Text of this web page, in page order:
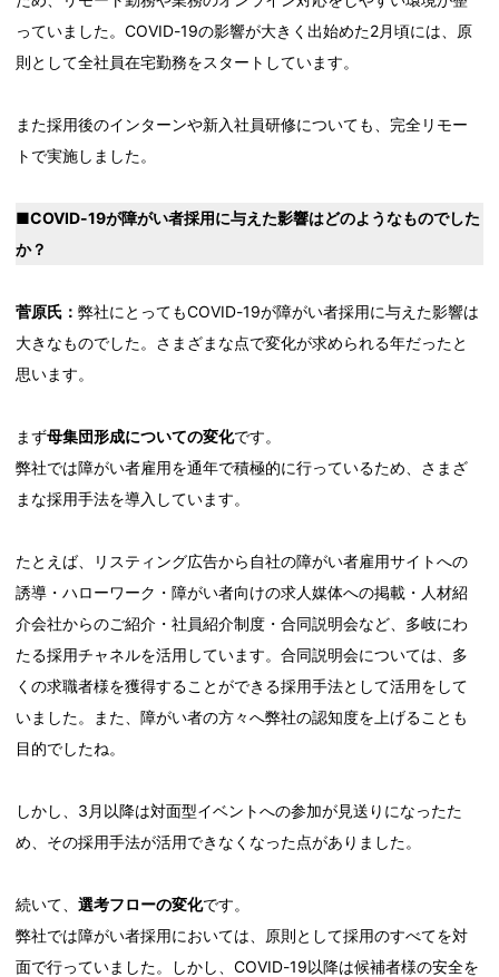
っていました。COVID-19の影響が大きく出始めた2月頃には、原
則として全社員在宅勤務をスタートしています。
また採用後のインターンや新入社員研修についても、完全リモー
トで実施しました。
■COVID-19が障がい者採用に与えた影響はどのようなものでした
か？
菅原氏：弊社にとってもCOVID-19が障がい者採用に与えた影響は
大きなものでした。さまざまな点で変化が求められる年だったと
思います。
まず母集団形成についての変化です。
弊社では障がい者雇用を通年で積極的に行っているため、さまざ
まな採用手法を導入しています。
たとえば、リスティング広告から自社の障がい者雇用サイトへの
誘導・ハローワーク・障がい者向けの求人媒体への掲載・人材紹
介会社からのご紹介・社員紹介制度・合同説明会など、多岐にわ
たる採用チャネルを活用しています。合同説明会については、多
くの求職者様を獲得することができる採用手法として活用をして
いました。また、障がい者の方々へ弊社の認知度を上げることも
目的でしたね。
しかし、3月以降は対面型イベントへの参加が見送りになったた
め、その採用手法が活用できなくなった点がありました。
続いて、選考フローの変化です。
弊社では障がい者採用においては、原則として採用のすべてを対
面で行っていました。しかし、COVID-19以降は候補者様の安全を